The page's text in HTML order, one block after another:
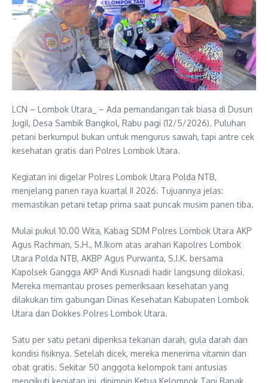
LCN – Lombok Utara_ – Ada pemandangan tak biasa di Dusun
Jugil, Desa Sambik Bangkol, Rabu pagi (12/5/2026). Puluhan
petani berkumpul bukan untuk mengurus sawah, tapi antre cek
kesehatan gratis dari Polres Lombok Utara.
Kegiatan ini digelar Polres Lombok Utara Polda NTB,
menjelang panen raya kuartal II 2026. Tujuannya jelas:
memastikan petani tetap prima saat puncak musim panen tiba.
Mulai pukul 10.00 Wita, Kabag SDM Polres Lombok Utara AKP
Agus Rachman, S.H., M.Ikom atas arahan Kapolres Lombok
Utara Polda NTB, AKBP Agus Purwanta, S.I.K. bersama
Kapolsek Gangga AKP Andi Kusnadi hadir langsung dilokasi.
Mereka memantau proses pemeriksaan kesehatan yang
dilakukan tim gabungan Dinas Kesehatan Kabupaten Lombok
Utara dan Dokkes Polres Lombok Utara.
Satu per satu petani diperiksa tekanan darah, gula darah dan
kondisi fisiknya. Setelah dicek, mereka menerima vitamin dan
obat gratis. Sekitar 50 anggota kelompok tani antusias
mengikuti kegiatan ini, dipimpin Ketua Kelompok Tani Bapak